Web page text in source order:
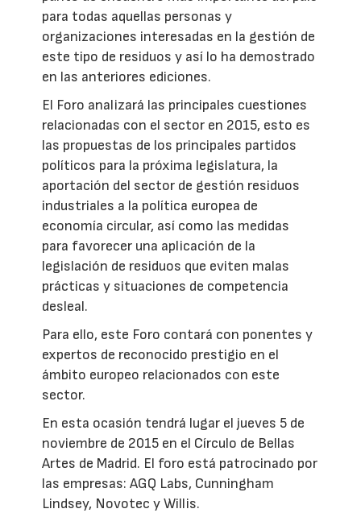
para todas aquellas personas y
organizaciones interesadas en la gestión de
este tipo de residuos y así lo ha demostrado
en las anteriores ediciones.
El Foro analizará las principales cuestiones
relacionadas con el sector en 2015, esto es
las propuestas de los principales partidos
políticos para la próxima legislatura, la
aportación del sector de gestión residuos
industriales a la política europea de
economía circular, así como las medidas
para favorecer una aplicación de la
legislación de residuos que eviten malas
prácticas y situaciones de competencia
desleal.
Para ello, este Foro contará con ponentes y
expertos de reconocido prestigio en el
ámbito europeo relacionados con este
sector.
En esta ocasión tendrá lugar el jueves 5 de
noviembre de 2015 en el Círculo de Bellas
Artes de Madrid. El foro está patrocinado por
las empresas: AGQ Labs, Cunningham
Lindsey, Novotec y Willis.